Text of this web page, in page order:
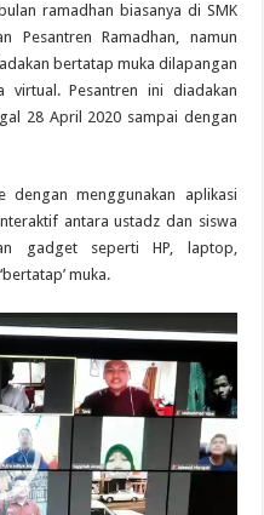
ramadhan biasanya di SMK
Pesantren Ramadhan, namun
bertatap muka dilapangan
virtual. Pesantren ini diadakan
28 April 2020 sampai dengan
dengan menggunakan aplikasi
antara ustadz dan siswa
gadget seperti HP, laptop,
muka.